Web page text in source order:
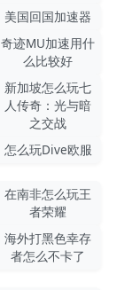
美国回国加速器
奇迹MU加速用什
么比较好
新加坡怎么玩七
人传奇：光与暗
之交战
怎么玩Dive欧服
在南非怎么玩王
者荣耀
海外打黑色幸存
者怎么不卡了